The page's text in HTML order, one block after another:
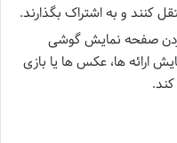
کنند و به اشتراک بگذارند.
صفحه نمایش گوشی
ارائه ها، عکس ها یا بازی